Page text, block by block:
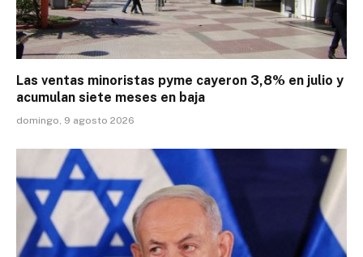
Las ventas minoristas pyme cayeron 3,8% en julio y
acumulan siete meses en baja
domingo, 9 agosto 2026